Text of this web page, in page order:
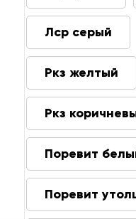
Лср серый
Ркз желтый
Ркз
Поревит
Поревит